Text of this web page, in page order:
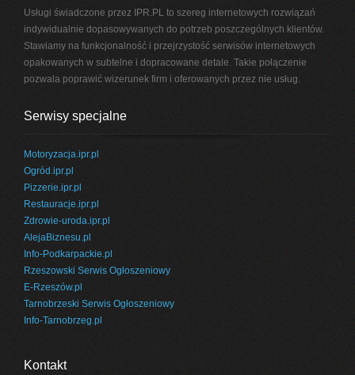
Usługi świadczone przez IPR.PL to szereg internetowych rozwiązań
indywidualnie dopasowywanych do potrzeb poszczególnych klientów.
Stawiamy na funkcjonalność i przejrzystość serwisów internetowych
opakowanych w subtelne i dopracowane detale. Takie połączenie
pozwala poprawić wizerunek firm i oferowanych przez nie usług.
Serwisy specjalne
Motoryzacja.ipr.pl
Ogród.ipr.pl
Pizzerie.ipr.pl
Restauracje.ipr.pl
Zdrowie-uroda.ipr.pl
AlejaBiznesu.pl
Info-Podkarpackie.pl
Rzeszowski Serwis Ogłoszeniowy
E-Rzeszów.pl
Tarnobrzeski Serwis Ogłoszeniowy
Info-Tarnobrzeg.pl
Kontakt